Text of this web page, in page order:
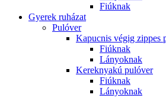
Fiúknak
Gyerek ruházat
Pulóver
Kapucnis végig zippes
Fiúknak
Lányoknak
Kereknyakú pulóver
Fiúknak
Lányoknak